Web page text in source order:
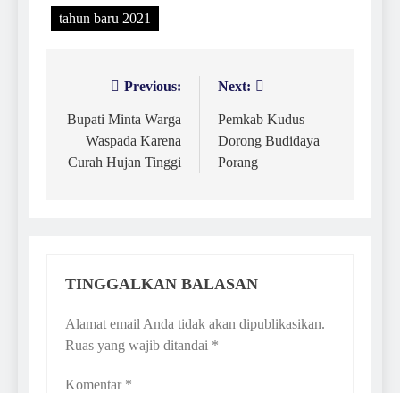
tahun baru 2021
Navigasi
pos
Previous:
Bupati Minta Warga
Waspada Karena
Curah Hujan Tinggi
Next:
Pemkab Kudus
Dorong Budidaya
Porang
TINGGALKAN BALASAN
Alamat email Anda tidak akan dipublikasikan.
Ruas yang wajib ditandai *
Komentar *